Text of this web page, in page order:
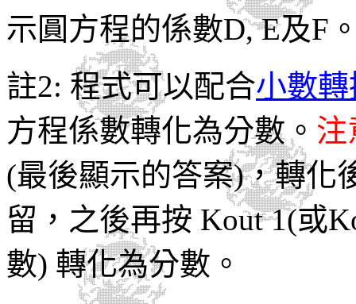
示圓方程的係數D, E及F
註2: 程式可以配合小數
方程係數轉化為分數。 注
(最後顯示的答案)，轉化
留，之後再按 Kout 1(或
數) 轉化為分數。